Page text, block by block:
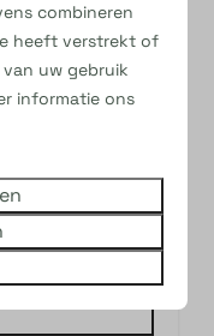
€ 718
combineren
heeft verstrekt of
uw gebruik
informatie ons